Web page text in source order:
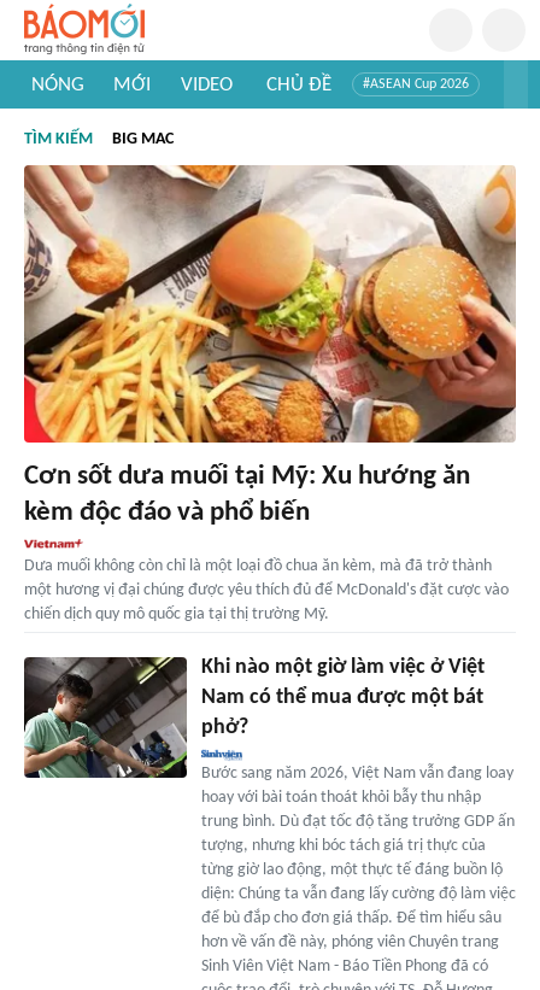
NÓNG MỚI VIDEO CHỦ ĐỀ #ASEAN Cup 2026
#Khám phá thế giới
TÌM KIẾM BIG MAC
Cơn sốt dưa muối tại Mỹ: Xu hướng ăn
kèm độc đáo và phổ biến
Dưa muối không còn chỉ là một loại đồ chua ăn kèm, mà đã trở thành
một hương vị đại chúng được yêu thích đủ để McDonald's đặt cược vào
chiến dịch quy mô quốc gia tại thị trường Mỹ.
Khi nào một giờ làm việc ở Việt
Nam có thể mua được một bát
phở?
Bước sang năm 2026, Việt Nam vẫn đang loay
hoay với bài toán thoát khỏi bẫy thu nhập
trung bình. Dù đạt tốc độ tăng trưởng GDP ấn
tượng, nhưng khi bóc tách giá trị thực của
từng giờ lao động, một thực tế đáng buồn lộ
diện: Chúng ta vẫn đang lấy cường độ làm việc
để bù đắp cho đơn giá thấp. Để tìm hiểu sâu
hơn về vấn đề này, phóng viên Chuyên trang
Sinh Viên Việt Nam - Báo Tiền Phong đã có